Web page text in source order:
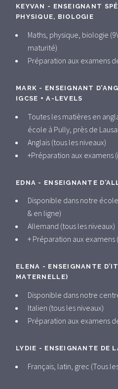
KEYVAN - ENSEIGNANT
PHYSIQUE, BIOLOGIE
Maths, physique, biologie
maturité)
Préparation aux examens
MARK - ENSEIGNANT
IGCSE + A-LEVELS
Toutes les matières en
école à Pully, près de
Anglais (tous les niveaux)
+Préparation aux examens
EDNA - ENSEIGNANTE
Disponible dans notre
& en ligne)
Allemand (tous les niveaux)
+ Préparation aux
ELENA - ENSEIGNANTE
MATERNELLE)
Disponible dans notre
Italien (tous les niveaux)
Préparation aux examens
LYDIE - ENSEIGNANTE DE
Français, latin, grec (Tous